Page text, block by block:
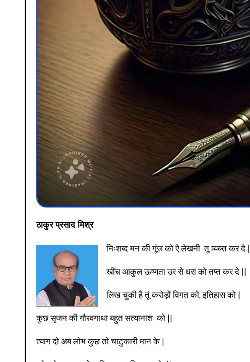
ठाकुर प्रसाद मिश्र
निःशब्द मन की गूंज को ऐ लेखनी तू व्यक्त कर दे |
खींच आकुल ऊष्णता उर से धरा को तप्त कर दे ||
लिख चुकी है तूं करोड़ों विगत को, इतिहास को |
कुछ सृजन की गौरवगाथा बहुत सत्यानाश को ||
त्याग दो अब लोभ कुछ तो चाटुकारी मान के |